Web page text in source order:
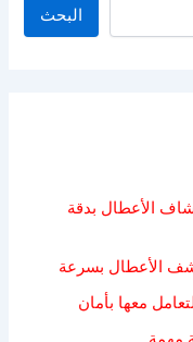
البحث
الأعطال بدقة
الأعطال بسرعة
معها بأمان